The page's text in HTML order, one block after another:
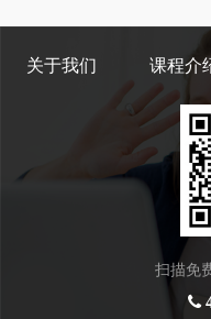
关于我们 课程介
扫描免